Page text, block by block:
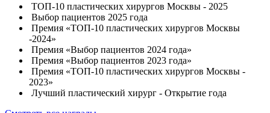
ТОП-10 пластических хирургов Москвы - 2025
Выбор пациентов 2025 года
Премия «ТОП-10 пластических хирургов Москвы
-2024»
Премия «Выбор пациентов 2024 года»
Премия «Выбор пациентов 2023 года»
Премия «ТОП-10 пластических хирургов Москвы -
2023»
Лучший пластический хирург - Открытие года